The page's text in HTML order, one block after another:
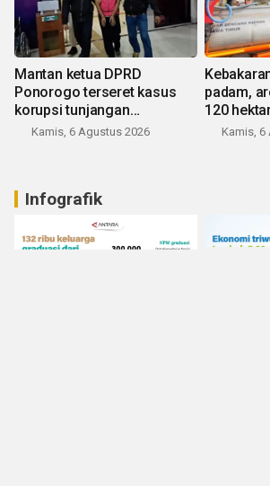
Mantan ketua DPRD
Ponorogo terseret kasus
korupsi tunjangan
perumahan
Kamis, 6 Agustus 2026
padam,
120
Kamis, 6
Infografik